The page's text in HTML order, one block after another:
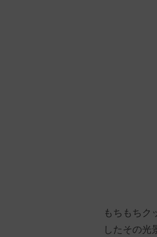
もちもちク
したその光